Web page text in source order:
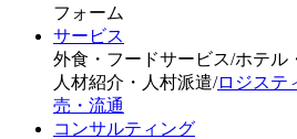
フォーム
サービス
外食・フードサービス/ホテル
人材紹介・人村派遣/ロジステ
売・流通
コンサルティング